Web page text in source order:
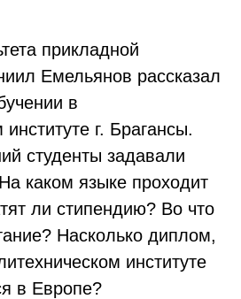
прикладной
Емельянов рассказал
в
г. Брагансы.
студенты задавали
каком языке проходит
ли стипендию? Во что
Насколько диплом,
институте
в Европе?